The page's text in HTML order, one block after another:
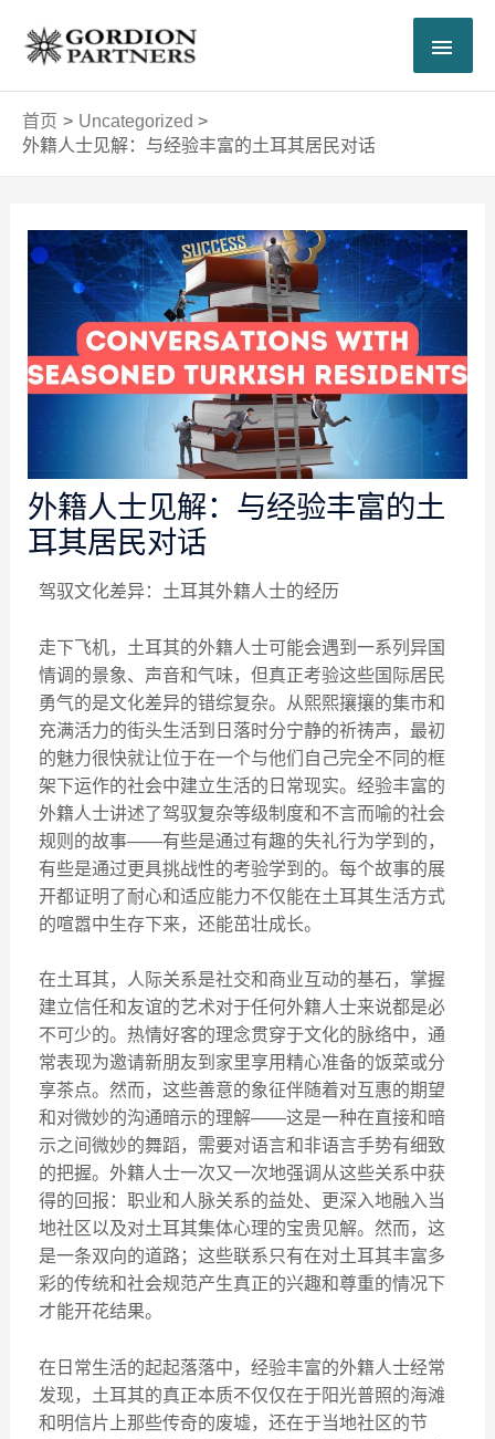
容
主
菜
首页
Uncategorized
外籍人士见解：与经验丰富的土耳其居民对话
外籍人士见解：与经验丰富的土
耳其居民对话
驾驭文化差异：土耳其外籍人士的经历
走下飞机，土耳其的外籍人士可能会遇到一系列异国
情调的景象、声音和气味，但真正考验这些国际居民
勇气的是文化差异的错综复杂。从熙熙攘攘的集市和
充满活力的街头生活到日落时分宁静的祈祷声，最初
的魅力很快就让位于在一个与他们自己完全不同的框
架下运作的社会中建立生活的日常现实。经验丰富的
外籍人士讲述了驾驭复杂等级制度和不言而喻的社会
规则的故事——有些是通过有趣的失礼行为学到的，
有些是通过更具挑战性的考验学到的。每个故事的展
开都证明了耐心和适应能力不仅能在土耳其生活方式
的喧嚣中生存下来，还能茁壮成长。
在土耳其，人际关系是社交和商业互动的基石，掌握
建立信任和友谊的艺术对于任何外籍人士来说都是必
不可少的。热情好客的理念贯穿于文化的脉络中，通
常表现为邀请新朋友到家里享用精心准备的饭菜或分
享茶点。然而，这些善意的象征伴随着对互惠的期望
和对微妙的沟通暗示的理解——这是一种在直接和暗
示之间微妙的舞蹈，需要对语言和非语言手势有细致
的把握。外籍人士一次又一次地强调从这些关系中获
得的回报：职业和人脉关系的益处、更深入地融入当
地社区以及对土耳其集体心理的宝贵见解。然而，这
是一条双向的道路；这些联系只有在对土耳其丰富多
彩的传统和社会规范产生真正的兴趣和尊重的情况下
才能开花结果。
在日常生活的起起落落中，经验丰富的外籍人士经常
发现，土耳其的真正本质不仅仅在于阳光普照的海滩
和明信片上那些传奇的废墟，还在于当地社区的节